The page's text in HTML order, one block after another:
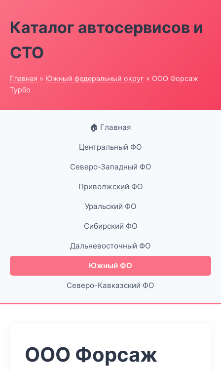
Каталог автосервисов и
СТО
Главная » Южный федеральный округ » ООО Форсаж
Турбо
🏠 Главная
Центральный ФО
Северо-Западный ФО
Приволжский ФО
Уральский ФО
Сибирский ФО
Дальневосточный ФО
Южный ФО
Северо-Кавказский ФО
ООО Форсаж